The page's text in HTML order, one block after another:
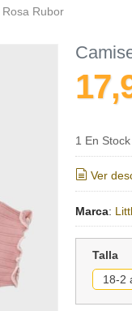
Rubor
1 En Stock
Ver
Marca:
Talla